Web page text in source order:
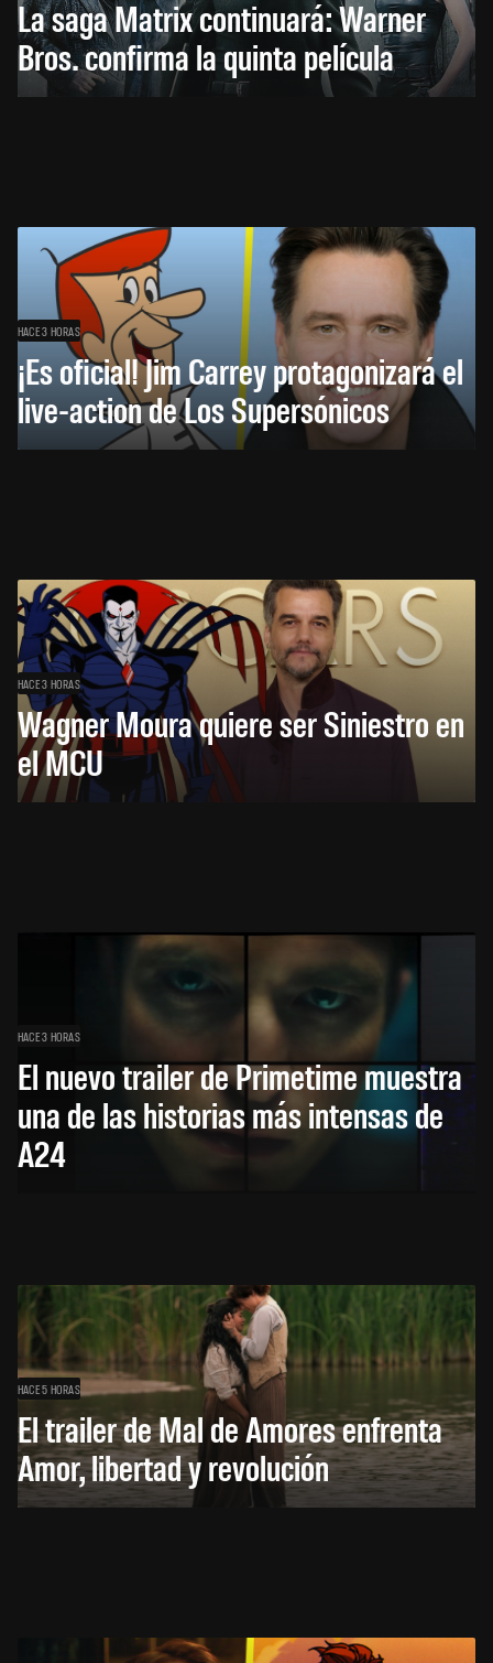
La saga Matrix continuará: Warner
Bros. confirma la quinta película
HACE 3 HORAS
¡Es oficial! Jim Carrey protagonizará el
live-action de Los Supersónicos
HACE 3 HORAS
Wagner Moura quiere ser Siniestro en
el MCU
HACE 3 HORAS
El nuevo trailer de Primetime muestra
una de las historias más intensas de
A24
HACE 5 HORAS
El trailer de Mal de Amores enfrenta
Amor, libertad y revolución